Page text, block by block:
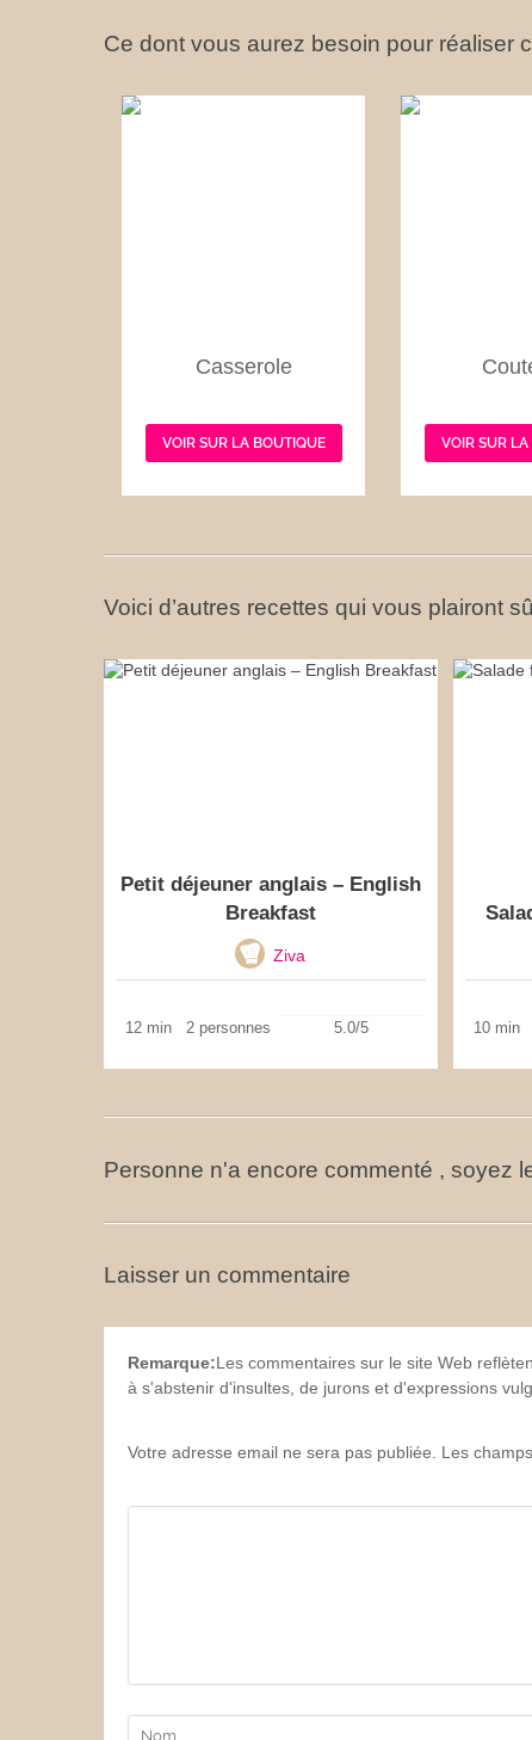
Ce dont vous aurez besoin pour réaliser
Casserole
VOIR SUR LA BOUTIQUE VOIR SUR
Voici d’autres recettes qui vous plairont
Petit déjeuner anglais – English
Breakfast
Ziva
12 min 2 personnes 5.0/5 10 min
Personne n'a encore commenté , soyez
Laisser un commentaire
Remarque:Les commentaires sur le site Web
à s'abstenir d'insultes, de jurons et d'expressions
Votre adresse email ne sera pas publiée. Les